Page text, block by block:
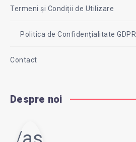
Termeni și Condiții de Utilizare
Politica de Confidențialitate GDPR
Contact
Despre noi